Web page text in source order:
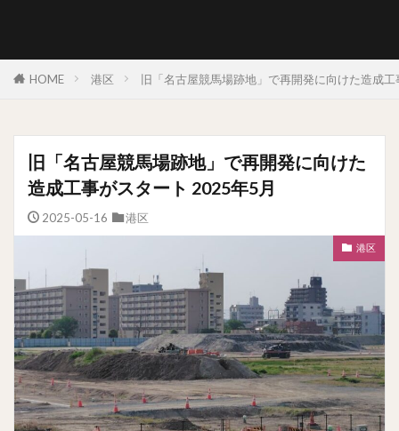
HOME 港区 旧「名古屋競馬場跡地」で再開発に向けた造成
旧「名古屋競馬場跡地」で再開発に向けた
造成工事がスタート 2025年5月
2025-05-16 港区
港区